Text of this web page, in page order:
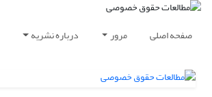
صفحه اصلی مرور درباره نشریه